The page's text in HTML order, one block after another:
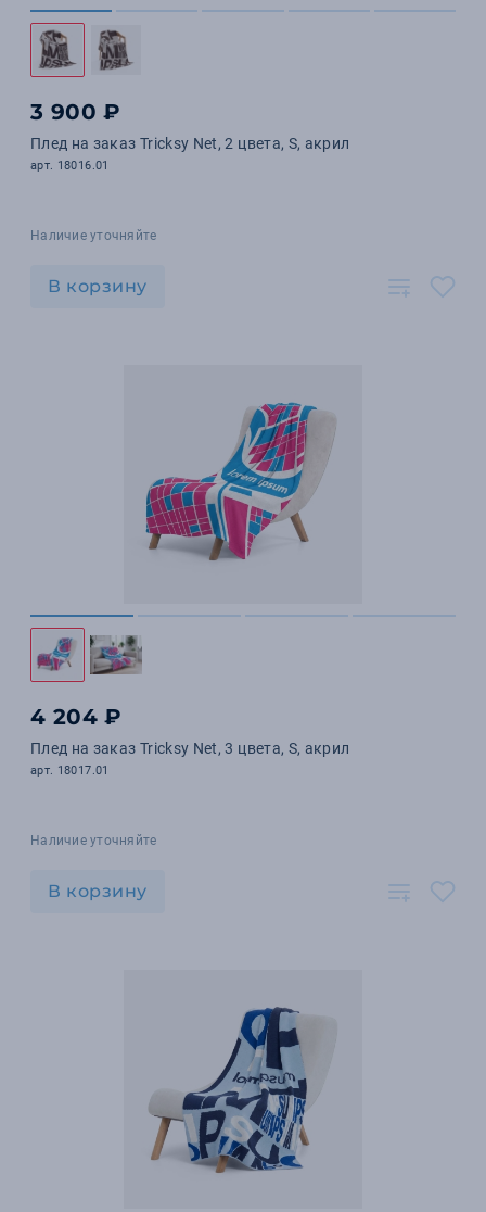
3 900 ₽
Плед на заказ Tricksy Net, 2 цвета, S, акрил
арт. 18016.01
Наличие уточняйте
В корзину
4 204 ₽
Плед на заказ Tricksy Net, 3 цвета, S, акрил
арт. 18017.01
Наличие уточняйте
В корзину